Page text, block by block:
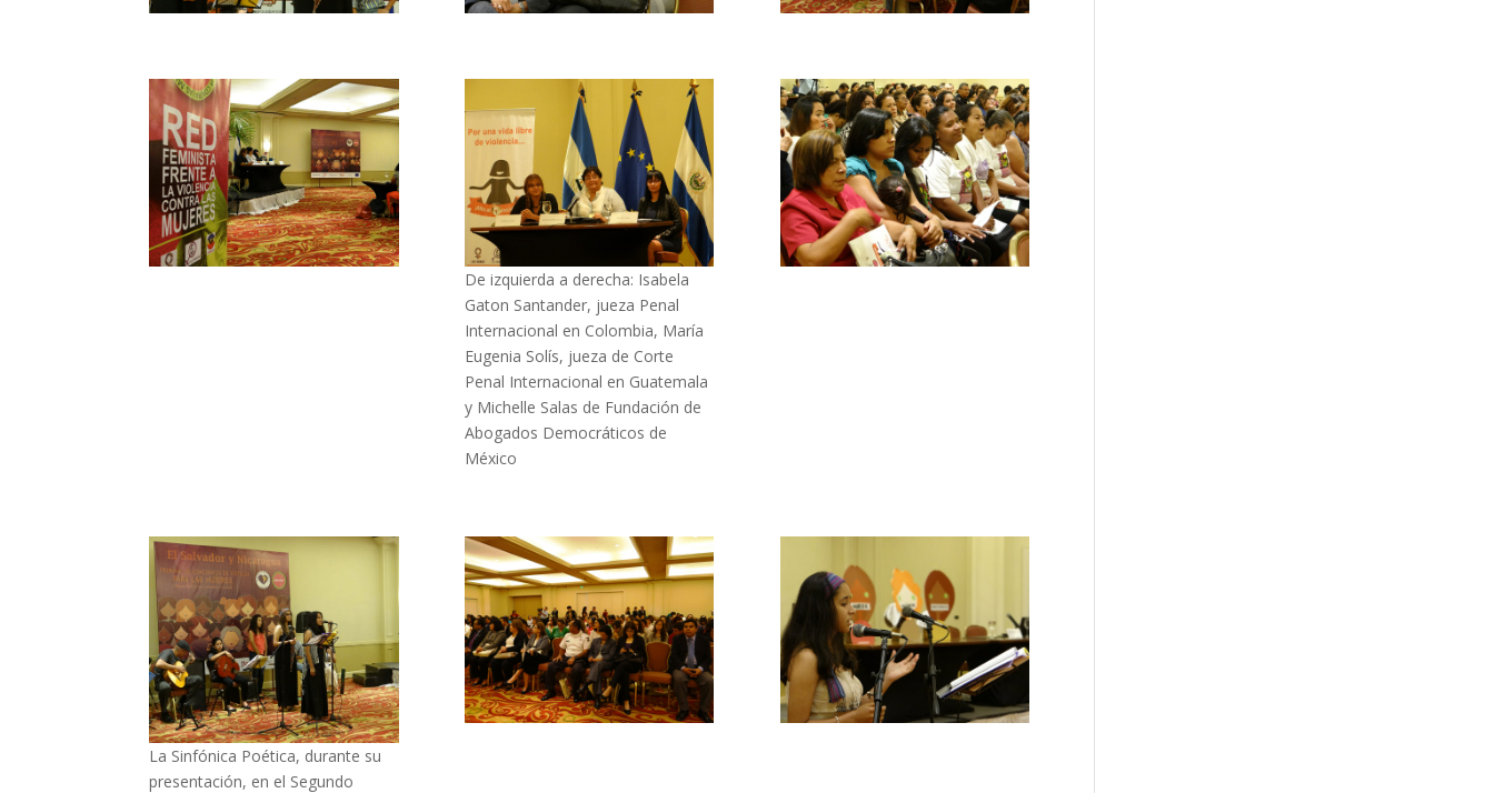
De izquierda a derecha: Isabela
Gaton Santander, jueza Penal
Internacional en Colombia, María
Eugenia Solís, jueza de Corte
Penal Internacional en Guatemala
y Michelle Salas de Fundación de
Abogados Democráticos de
México
La Sinfónica Poética, durante su
presentación, en el Segundo